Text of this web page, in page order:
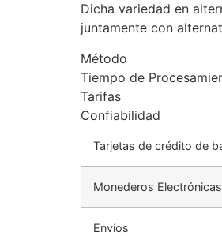
Dicha variedad en
juntamente con
Método
Tiempo de
Tarifas
Confiabilidad
Tarjetas de crédito de
Monederos Electrónicas
Envíos